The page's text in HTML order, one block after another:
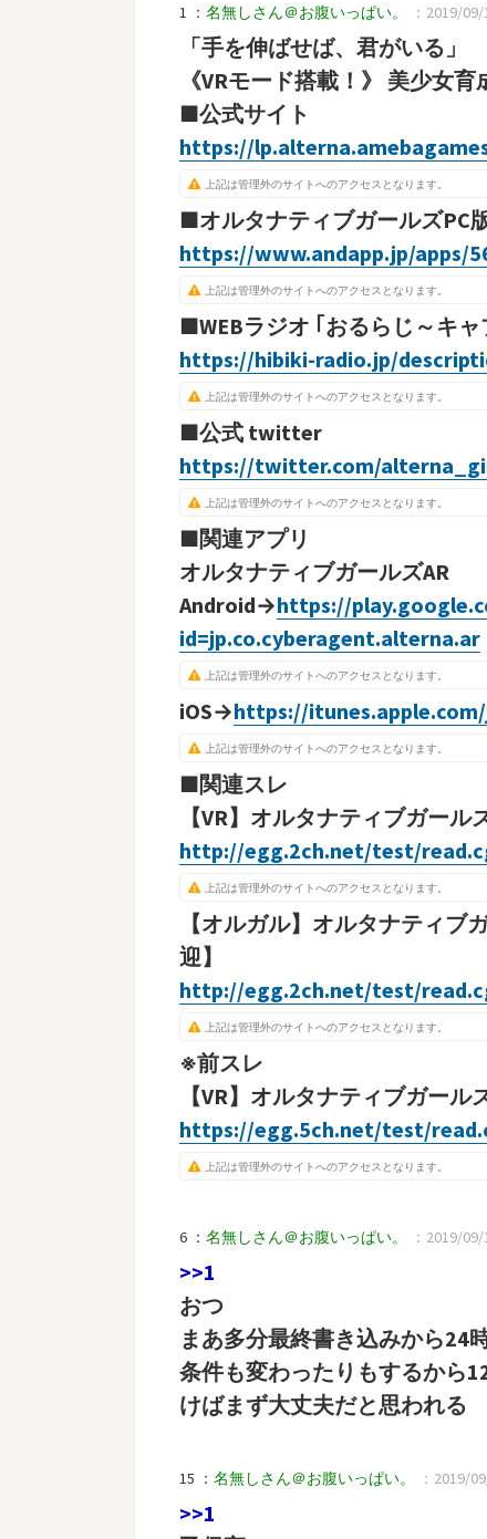
1 ： 名無しさん＠お腹いっぱい。 ：2019/
「手を伸ばせば、君がいる」
《VRモード搭載！》 美少女育
■公式サイト
https://
上記は管理外のサイトへのアクセスとなります。
■オルタナティブガールズPC
https://www.andapp.jp/apps/
上記は管理外のサイトへのアクセスとなります。
■WEBラジオ ｢おるらじ～キ
https://hibiki-radio.jp/
上記は管理外のサイトへのアクセスとなります。
■公式 twitter
https://twitter.com/
上記は管理外のサイトへのアクセスとなります。
■関連アプリ
オルタナティブガールズAR
Android→https://
id=jp.co.cyberagent.alterna.ar
上記は管理外のサイトへのアクセスとなります。
iOS→https://
上記は管理外のサイトへのアクセスとなります。
■関連スレ
【VR】オルタナティブガール
http://egg.2ch.net/test/
上記は管理外のサイトへのアクセスとなります。
【オルガル】オルタナティブ
迎】
http://egg.2ch.net/test/
上記は管理外のサイトへのアクセスとなります。
※前スレ
【VR】オルタナティブガール
https://egg.5ch.net/test/
上記は管理外のサイトへのアクセスとなります。
6 ： 名無しさん＠お腹いっぱい。 ：2019/
>>1
おつ
まあ多分最終書き込みから24
条件も変わったりもするから
けばまず大丈夫だと思われる
15 ： 名無しさん＠お腹いっぱい。 ：2019/
>>1